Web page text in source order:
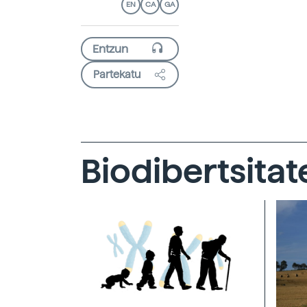
EN CA GA
Partekatu